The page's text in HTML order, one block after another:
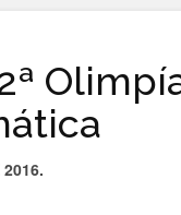
2016.